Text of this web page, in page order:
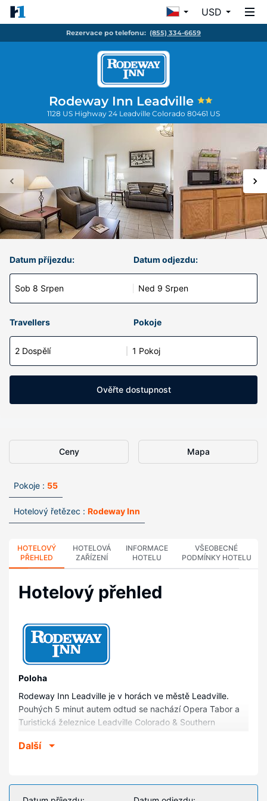
USD
Rezervace po telefonu: (855) 334-6659
Rodeway Inn Leadville
1128 US Highway 24 Leadville Colorado 80461 US
Datum příjezdu:
Sob 8 Srpen
Datum odjezdu:
Ned 9 Srpen
Travellers Pokoje
2 Dospělí 1 Pokoj
Ověřte dostupnost
Ceny Mapa
Pokoje : 55
Hotelový řetězec : Rodeway Inn
HOTELOVÝ
PŘEHLED
HOTELOVÁ
ZAŘÍZENÍ
INFORMACE
HOTELU
VŠEOBECNÉ
PODMÍNKY HOTELU
Hotelový přehled
Poloha
Rodeway Inn Leadville je v horách ve městě Leadville.
Pouhých 5 minut autem odtud se nachází Opera Tabor a
Turistická železnice Leadville Colorado & Southern
a muzeum důlní těžby a 5,1 km od Řeka Arkansas.
V jednom z 55 klimatizovaných pokojů, k jejichž vybavení
patří televize s plochou obrazovkou, se budete cítit jako
Další